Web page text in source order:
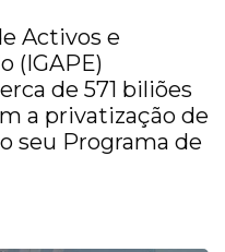
Activos e
(IGAPE)
de 571 biliões
a privatização de
seu Programa de